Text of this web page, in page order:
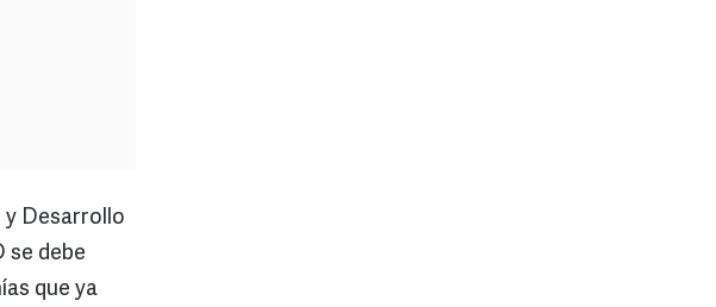
Desarrollo
se debe
que ya